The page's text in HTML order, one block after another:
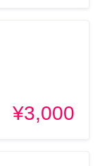
¥3,000